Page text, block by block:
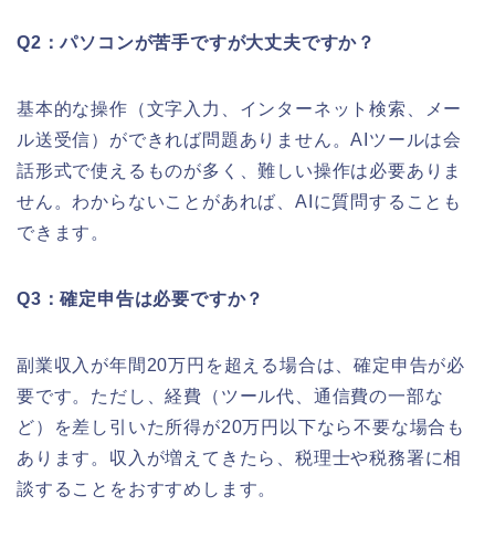
Q2：パソコンが苦手ですが大丈夫ですか？
基本的な操作（文字入力、インターネット検索、メー
ル送受信）ができれば問題ありません。AIツールは会
話形式で使えるものが多く、難しい操作は必要ありま
せん。わからないことがあれば、AIに質問することも
できます。
Q3：確定申告は必要ですか？
副業収入が年間20万円を超える場合は、確定申告が必
要です。ただし、経費（ツール代、通信費の一部な
ど）を差し引いた所得が20万円以下なら不要な場合も
あります。収入が増えてきたら、税理士や税務署に相
談することをおすすめします。